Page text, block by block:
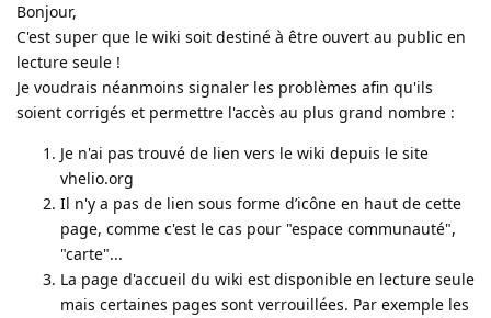
Bonjour,
C'est super que le wiki soit destiné à être ouvert au public en
lecture seule !
Je voudrais néanmoins signaler les problèmes afin qu'ils
soient corrigés et permettre l'accès au plus grand nombre :
Je n'ai pas trouvé de lien vers le wiki depuis le site
vhelio.org
Il n'y a pas de lien sous forme d’icône en haut de cette
page, comme c'est le cas pour "espace communauté",
"carte"...
La page d'accueil du wiki est disponible en lecture seule
mais certaines pages sont verrouillées. Par exemple les